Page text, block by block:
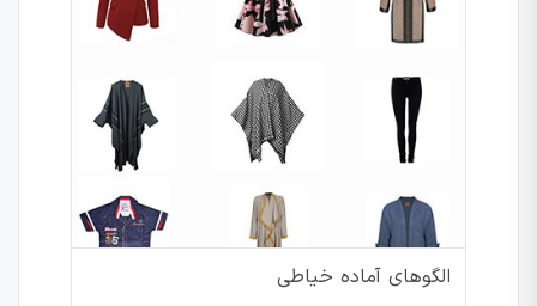
الگوهای آماده خیاطی